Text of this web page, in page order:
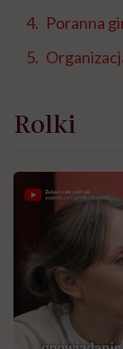
Poranna
Rolki